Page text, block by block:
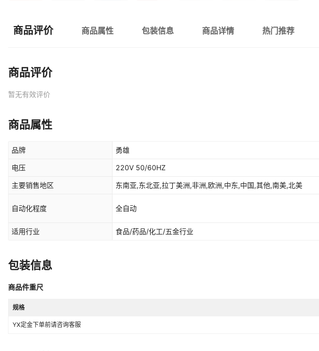
商品评价 商品属性 包装信息 商品详情 热门推荐
商品评价
暂无有效评价
商品属性
品牌 勇雄
电压 220V 50/60HZ
主要销售地区 东南亚,东北亚,拉丁美洲,非洲,欧洲,中东,中国,其他,南美,北美
自动化程度 全自动
适用行业 食品/药品/化工/五金行业
包装信息
商品件重尺
规格
YX定金下单前请咨询客服